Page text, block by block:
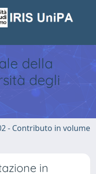
della
degli
- Contributo in volume
in